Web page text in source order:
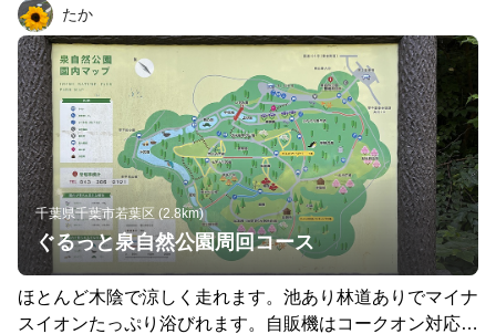
場、弓道場、テニスコート、文化ホールがあるためイベン
ト日は埋まることもあり、そんな日は出る時大渋滞必至。
飲食店やコンビニも付近にあり。近隣商業施設への駐車は
ご遠慮ください。
たか
千葉県千葉市若葉区 (2.8km)
ぐるっと泉自然公園周回コース
ほとんど木陰で涼しく走れます。池あり林道ありでマイナ
スイオンたっぷり浴びれます。自販機はコークオン対応。